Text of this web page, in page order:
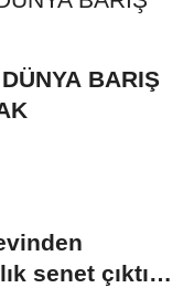
BARIŞ
senet çıktı: